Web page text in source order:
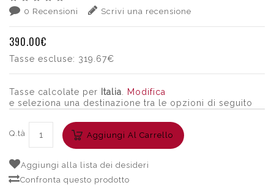
0 Recensioni Scrivi una recensione
390.00€
Tasse escluse: 319.67€
Tasse calcolate per Italia
Modifica
e seleziona una destinazione tra le opzioni di seguito
Q.tà Aggiungi Al Carrello
Aggiungi alla lista dei desideri
Confronta questo prodotto